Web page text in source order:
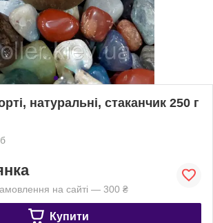
натуральні, стаканчик 250 г
на сайті — 300 ₴
Купити